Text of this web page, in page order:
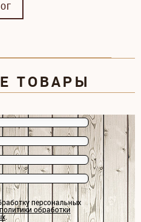
ТОВАРЫ
персональных
политики обработки
.